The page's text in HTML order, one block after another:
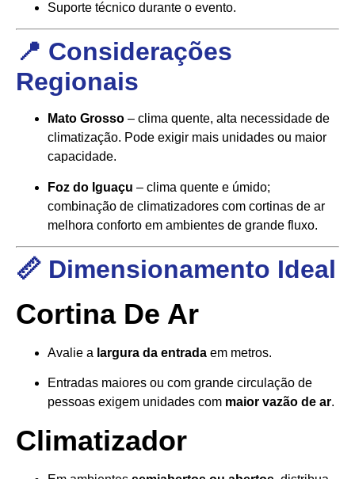
Suporte técnico durante o evento.
📍 Considerações
Regionais
Mato Grosso – clima quente, alta necessidade de
climatização. Pode exigir mais unidades ou maior
capacidade.
Foz do Iguaçu – clima quente e úmido;
combinação de climatizadores com cortinas de ar
melhora conforto em ambientes de grande fluxo.
📏 Dimensionamento Ideal
Cortina De Ar
Avalie a largura da entrada em metros.
Entradas maiores ou com grande circulação de
pessoas exigem unidades com maior vazão de ar.
Climatizador